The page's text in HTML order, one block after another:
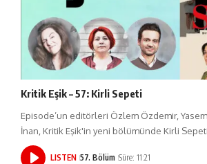
Kritik Eşik – 57: Kirli Sepeti
Episode’un editörleri Özlem Özdemir,
İnan, Kritik Eşik'in yeni bölümünde Kirli
LISTEN 57. Bölüm Süre: 11:21